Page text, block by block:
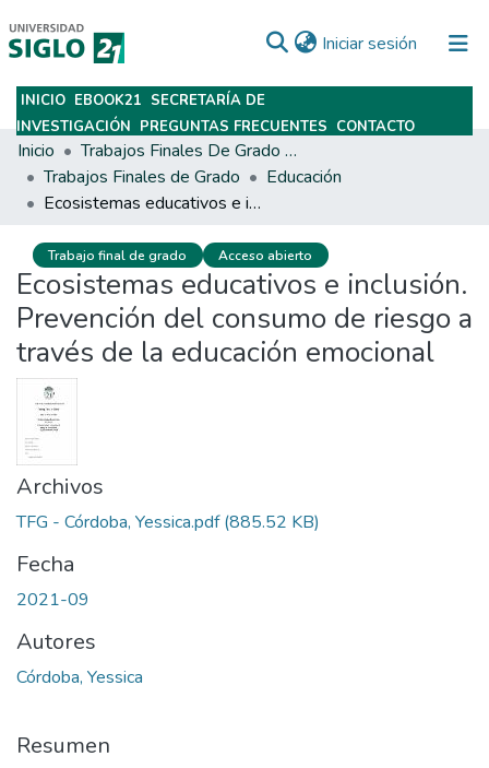
Iniciar sesión (current)
Subir
INICIO EBOOK21 SECRETARÍA DE
INVESTIGACIÓN PREGUNTAS FRECUENTES CONTACTO
Inicio
Trabajos Finales De Grado Y Posgrado
Trabajos Finales de Grado
Educación
Ecosistemas educativos e inclusión. Prevención del consumo de riesgo a través de la educación emocional
Trabajo final de grado Acceso abierto
Ecosistemas educativos e inclusión.
Prevención del consumo de riesgo a
través de la educación emocional
Archivos
TFG - Córdoba, Yessica.pdf(885.52 KB)
Fecha
2021-09
Autores
Córdoba, Yessica
Resumen